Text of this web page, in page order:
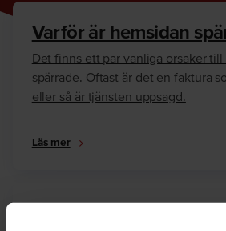
Varför är hemsidan
Det finns ett par vanliga orsaker
spärrade. Oftast är det en faktura
eller så är tjänsten uppsagd.
Läs mer